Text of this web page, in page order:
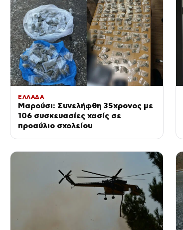
ΕΛΛΑΔΑ
Μαρούσι: Συνελήφθη 35χρονος με
106 συσκευασίες χασίς σε
προαύλιο σχολείου